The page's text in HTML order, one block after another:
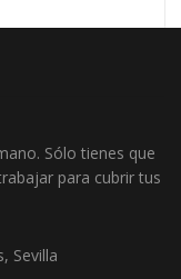
Sólo tienes que
para cubrir tus
Sevilla